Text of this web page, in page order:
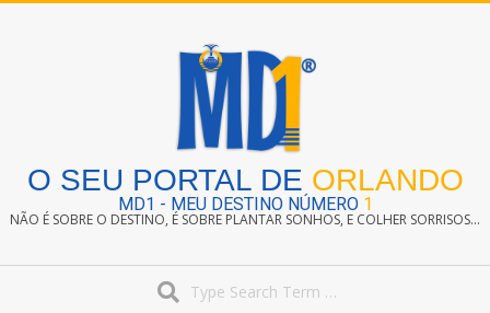
O SEU PORTAL DE ORLANDO
MD1 - MEU DESTINO NÚMERO 1
NÃO É SOBRE O DESTINO, É SOBRE PLANTAR SONHOS, E COLHER SORRISOS...